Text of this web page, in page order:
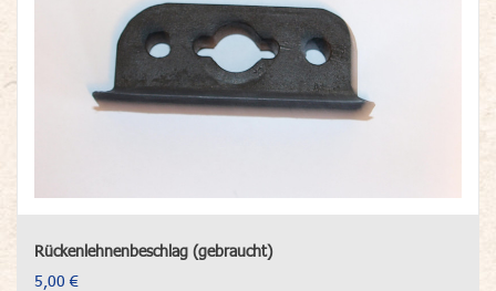
Rückenlehnenbeschlag (gebraucht)
5,00 €